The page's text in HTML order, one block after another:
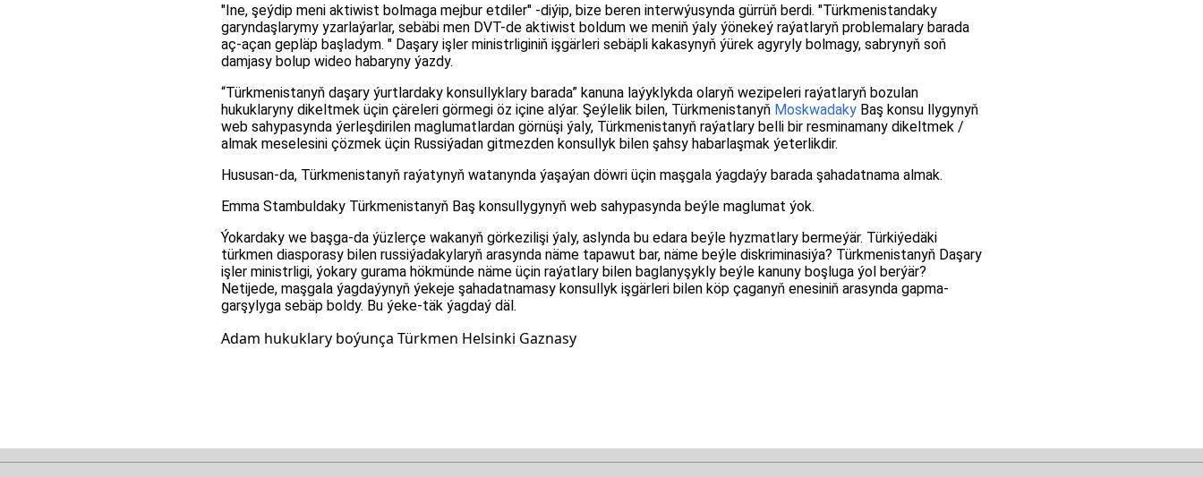
"Ine, şeýdip meni aktiwist bolmaga mejbur etdiler" -diýip, bize beren interwýusynda gürrüň berdi. "Türkmenistandaky
garyndaşlarymy yzarlaýarlar, sebäbi men DVT-de aktiwist boldum we meniň ýaly ýönekeý raýatlaryň problemalary barada
aç-açan gepläp başladym. " Daşary işler ministrliginiň işgärleri sebäpli kakasynyň ýürek agyryly bolmagy, sabrynyň soň
damjasy bolup wideo habaryny ýazdy.
“Türkmenistanyň daşary ýurtlardaky konsullyklary barada” kanuna laýyklykda olaryň wezipeleri raýatlaryň bozulan
hukuklaryny dikeltmek üçin çäreleri görmegi öz içine alýar. Şeýlelik bilen, Türkmenistanyň Moskwadaky Baş konsu llygynyň
web sahypasynda ýerleşdirilen maglumatlardan görnüşi ýaly, Türkmenistanyň raýatlary belli bir resminamany dikeltmek /
almak meselesini çözmek üçin Russiýadan gitmezden konsullyk bilen şahsy habarlaşmak ýeterlikdir.
Hususan-da, Türkmenistanyň raýatynyň watanynda ýaşaýan döwri üçin maşgala ýagdaýy barada şahadatnama almak.
Emma Stambuldaky Türkmenistanyň Baş konsullygynyň web sahypasynda beýle maglumat ýok.
Ýokardaky we başga-da ýüzlerçe wakanyň görkezilişi ýaly, aslynda bu edara beýle hyzmatlary bermeýär. Türkiýedäki
türkmen diasporasy bilen russiýadakylaryň arasynda näme tapawut bar, näme beýle diskriminasiýa? Türkmenistanyň Daşary
işler ministrligi, ýokary gurama hökmünde näme üçin raýatlary bilen baglanyşykly beýle kanuny boşluga ýol berýär?
Netijede, maşgala ýagdaýynyň ýekeje şahadatnamasy konsullyk işgärleri bilen köp çaganyň enesiniň arasynda gapma-
garşylyga sebäp boldy. Bu ýeke-täk ýagdaý däl.
Adam hukuklary boýunça Türkmen Helsinki Gaznasy